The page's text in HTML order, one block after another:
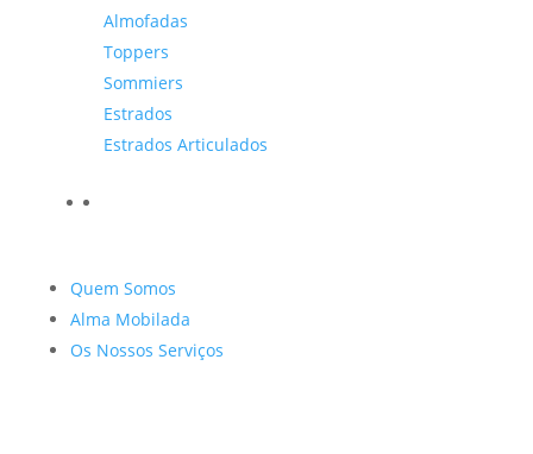
Almofadas
Toppers
Sommiers
Estrados
Estrados Articulados
Quem Somos
Alma Mobilada
Os Nossos Serviços